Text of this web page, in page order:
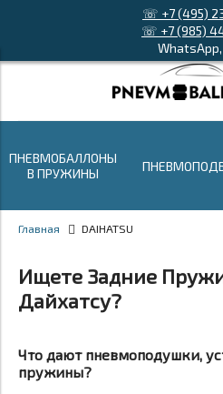
☏ +7 (495)
☏ +7 (985)
ПНЕВМОБАЛЛОНЫ
В ПРУЖИНЫ
Главная DAIHATSU
Ищете Задние
Дайхатсу?
Что дают пневмоподушки,
пружины?